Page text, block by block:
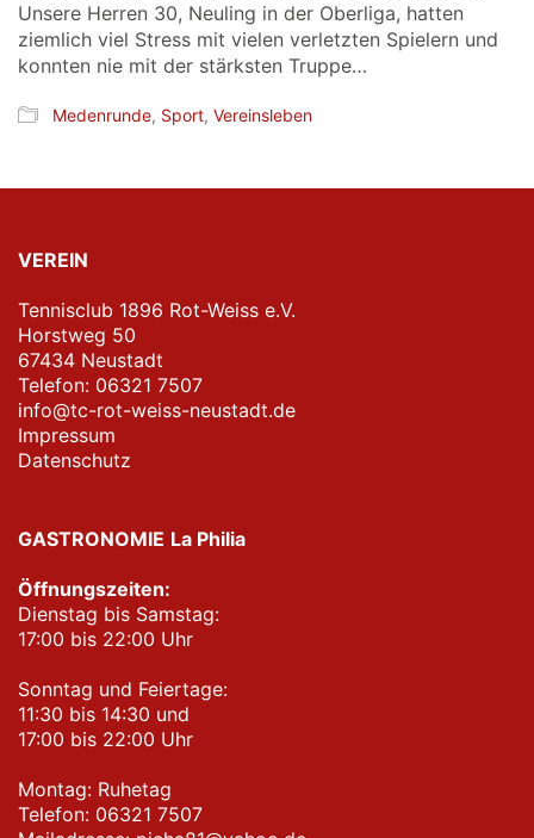
Unsere Herren 30, Neuling in der Oberliga, hatten
ziemlich viel Stress mit vielen verletzten Spielern und
konnten nie mit der stärksten Truppe…
Medenrunde, Sport, Vereinsleben
VEREIN
Tennisclub 1896 Rot-Weiss e.V.
Horstweg 50
67434 Neustadt
Telefon: 06321 7507
info@tc-rot-weiss-neustadt.de
Impressum
Datenschutz
GASTRONOMIE La Philia
Öffnungszeiten:
Dienstag bis Samstag:
17:00 bis 22:00 Uhr
Sonntag und Feiertage:
11:30 bis 14:30 und
17:00 bis 22:00 Uhr
Montag: Ruhetag
Telefon: 06321 7507